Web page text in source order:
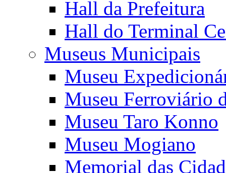
Hall da Prefeitura
Hall do Terminal
Museus Municipais
Museu
Museu Ferroviário
Museu Taro Konno
Museu Mogiano
Memorial das